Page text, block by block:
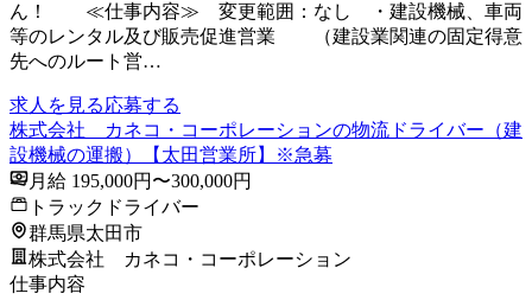
ん！ ≪仕事内容≫ 変更範囲：なし ・建設機械、車両
等のレンタル及び販売促進営業 （建設業関連の固定得意
先へのルート営…
求人を見る応募する
株式会社 カネコ・コーポレーションの物流ドライバー（建
設機械の運搬）【太田営業所】※急募
月給 195,000円〜300,000円
トラックドライバー
群馬県太田市
株式会社 カネコ・コーポレーション
仕事内容